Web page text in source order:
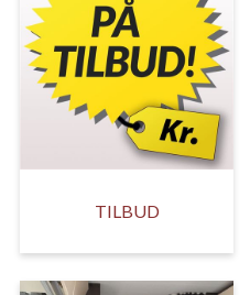
TILBUD